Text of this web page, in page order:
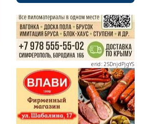
erid: 2SDnjdPjgYS
erid: 2SDnjdvhGXG